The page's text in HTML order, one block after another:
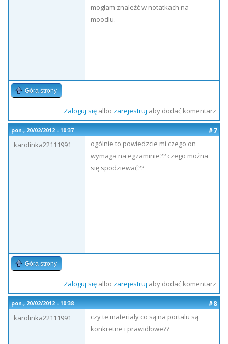
mogłam znależć w notatkach na
moodlu.
Góra strony
Zaloguj sięalbo zarejestruj aby dodać komentarz
pon., 20/02/2012 - 10:37
#7
karolinka22111991
ogólnie to powiedzcie mi czego on
wymaga na egzaminie?? czego można
się spodziewać??
Góra strony
Zaloguj sięalbo zarejestruj aby dodać komentarz
pon., 20/02/2012 - 10:38
#8
karolinka22111991
czy te materiały co są na portalu są
konkretne i prawidłowe??